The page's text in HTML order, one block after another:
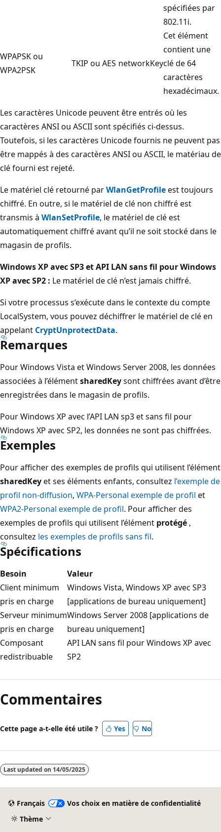
spécifiées par
802.11i.
WPAPSK ou
WPA2PSK
TKIP ou AES networkKey
Cet élément
contient une
clé de 64
caractères
hexadécimaux.
Les caractères Unicode peuvent être entrés où les
caractères ANSI ou ASCII sont spécifiés ci-dessus.
Toutefois, si les caractères Unicode fournis ne peuvent pas
être mappés à des caractères ANSI ou ASCII, le matériau de
clé fourni est rejeté.
Le matériel clé retourné parWlanGetProfileest toujours
chiffré. En outre, si le matériel de clé non chiffré est
transmis à WlanSetProfile, le matériel de clé est
automatiquement chiffré avant qu’il ne soit stocké dans le
magasin de profils.
Windows XP avec SP3 et API LAN sans fil pour Windows
XP avec SP2 : Le matériel de clé n’est jamais chiffré.
Si votre processus s’exécute dans le contexte du compte
LocalSystem, vous pouvez déchiffrer le matériel de clé en
appelant CryptUnprotectData.
Remarques
Pour Windows Vista et Windows Server 2008, les données
associées à l’élémentsharedKeysont chiffrées avant d’être
enregistrées dans le magasin de profils.
Pour Windows XP avec l’API LAN sp3 et sans fil pour
Windows XP avec SP2, les données ne sont pas chiffrées.
Exemples
Pour afficher des exemples de profils qui utilisent l’élément
sharedKeyet ses éléments enfants, consultez l’exemple de
profil non-diffusion, WPA-Personal exemple de profil et
WPA2-Personal exemple de profil. Pour afficher des
exemples de profils qui utilisent l’élément protégé ,
consultez les exemples de profils sans fil.
Spécifications
Besoin
Valeur
Client minimum
pris en charge
Windows Vista, Windows XP avec SP3
[applications de bureau uniquement]
Serveur minimum
pris en charge
Windows Server 2008 [applications de
bureau uniquement]
Composant
redistribuable
API LAN sans fil pour Windows XP avec
SP2
Commentaires
Cette page a-t-elle été utile ? Yes No
Last updated on 14/05/2025
Français
Vos choix en matière de confidentialité
Thème